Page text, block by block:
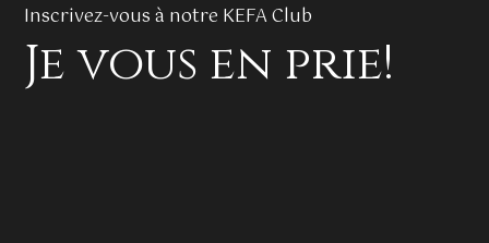
Inscrivez-vous à notre KEFA Club
Je vous en prie!